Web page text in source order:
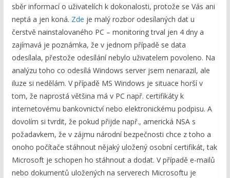
sběr informací o uživatelích k dokonalosti, protože se Vás ani
neptá a jen koná. Zde je malý rozbor odesílaných dat u
čerstvě nainstalovaného PC – monitoring trval jen 4 dny a
zajímavá je poznámka, že v jednom případě se data
odesílala, přestože odesílání nebylo uživatelem povoleno. Na
analýzu toho co odesílá Windows server jsem nenarazil, ale
iluze si nedělám. V případě MS Windows je situace horší v
tom, že naprostá většina má v PC např. certifikáty k
internetovému bankovnictví nebo elektronickému podpisu. A
dovolím si tvrdit, že pokud přijde např., americká NSA s
požadavkem, že v zájmu národní bezpečnosti chce z toho a
onoho počítače stáhnout nějaký uložený osobní certifikát, tak
Microsoft je schopen ho stáhnout a dodat. V případě e-mailů
nebo dokumentů uložených na serverech Microsoftu je